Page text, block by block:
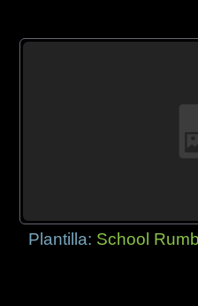
Plantilla: School